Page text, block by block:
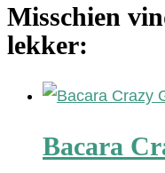
Misschien
lekker:
Bacara